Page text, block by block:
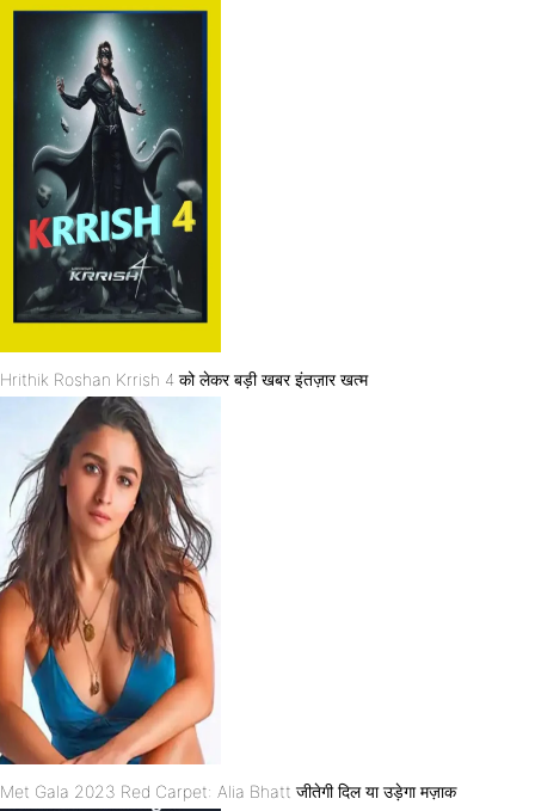
Hrithik Roshan Krrish 4 को लेकर बड़ी खबर इंतज़ार खत्म
Met Gala 2023 Red Carpet: Alia Bhatt जीतेगी दिल या उड़ेगा मज़ाक